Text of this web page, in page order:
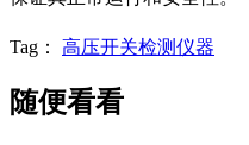
Tag： 高压开关检测仪器
随便看看